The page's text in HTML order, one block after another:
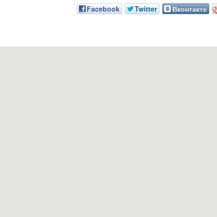
Facebook Twitter Вконтакте